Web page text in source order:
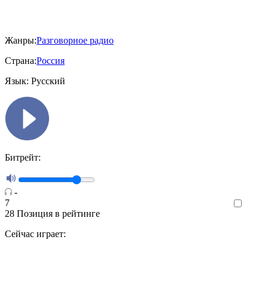
Жанры:Разговорное радио
Страна:Россия
Язык: Русский
Битрейт:
-
7
28 Позиция в рейтинге
Сейчас играет: